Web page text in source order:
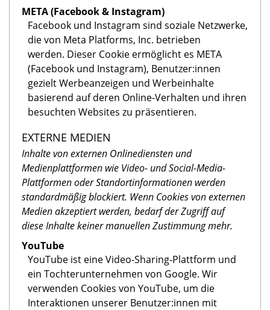
META (Facebook & Instagram)
Facebook und Instagram sind soziale Netzwerke,
die von Meta Platforms, Inc. betrieben
werden. Dieser Cookie ermöglicht es META
(Facebook und Instagram), Benutzer:innen
gezielt Werbeanzeigen und Werbeinhalte
basierend auf deren Online-Verhalten und ihren
besuchten Websites zu präsentieren.
EXTERNE MEDIEN
Inhalte von externen Onlinediensten und
Medienplattformen wie Video- und Social-Media-
Plattformen oder Standortinformationen werden
standardmäßig blockiert. Wenn Cookies von externen
Medien akzeptiert werden, bedarf der Zugriff auf
diese Inhalte keiner manuellen Zustimmung mehr.
YouTube
YouTube ist eine Video-Sharing-Plattform und
ein Tochterunternehmen von Google. Wir
verwenden Cookies von YouTube, um die
Interaktionen unserer Benutzer:innen mit